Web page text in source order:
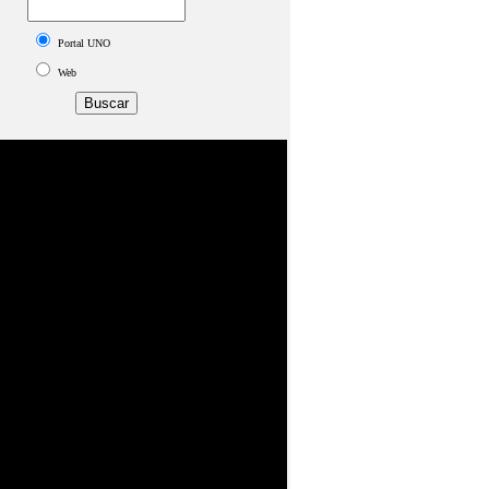
Portal UNO
Web